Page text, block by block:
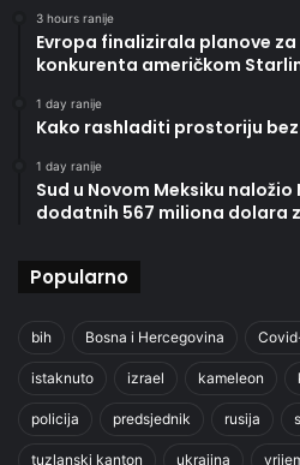
3 hours ranije
Evropa finalizirala planove za
konkurenta američkom
1 day ranije
Kako rashladiti prostoriju
1 day ranije
Sud u Novom Meksiku
dodatnih 567 miliona dolara
Popularno
bih Bosna i Hercegovina
istaknuto izrael kameleon
policija predsjednik rusija
tuzlanski kanton ukrajina